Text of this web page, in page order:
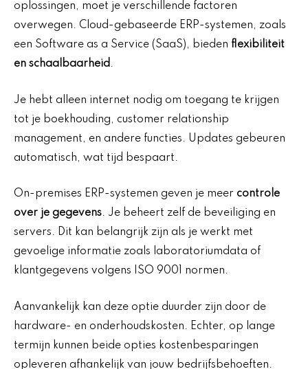
oplossingen, moet je verschillende factoren
overwegen. Cloud-gebaseerde ERP-systemen, zoals
een Software as a Service (SaaS), bieden flexibiliteit
en schaalbaarheid .
Je hebt alleen internet nodig om toegang te krijgen
tot je boekhouding, customer relationship
management, en andere functies. Updates gebeuren
automatisch, wat tijd bespaart.
On-premises ERP-systemen geven je meer controle
over je gegevens. Je beheert zelf de beveiliging en
servers. Dit kan belangrijk zijn als je werkt met
gevoelige informatie zoals laboratoriumdata of
klantgegevens volgens ISO 9001 normen.
Aanvankelijk kan deze optie duurder zijn door de
hardware- en onderhoudskosten. Echter, op lange
termijn kunnen beide opties kostenbesparingen
opleveren afhankelijk van jouw bedrijfsbehoeften.